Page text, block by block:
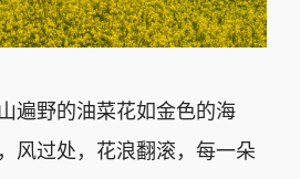
野的油菜花如金色的海
风过处，花浪翻滚，每一朵